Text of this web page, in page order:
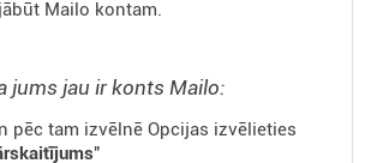
Mailo kontam.
jums jau ir konts Mailo:
pēc tam izvēlnē Opcijas izvēlieties
"